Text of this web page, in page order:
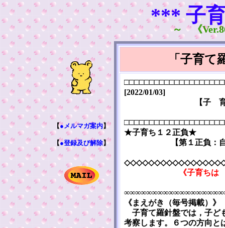
*** 子
～ 《
【●メルマガ案内】
【●登録及び解除】
「子育て
[2022/01/03]
【子
★子育ち１２正負★
【第１正負：
《子育ち
《まえがき（毎号掲載）》
子育て羅針盤では，子ど
考察します。６つの方向と